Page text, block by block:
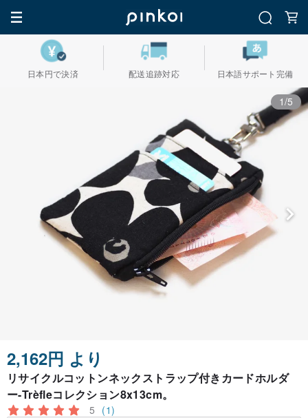
日本円で決済 配送追跡対応 日本語サポート完備
1/5
2,162円 より
リサイクルコットンネックストラップ付きカードホルダ
ー-Trèfleコレクション8x13cm。
5 (1)